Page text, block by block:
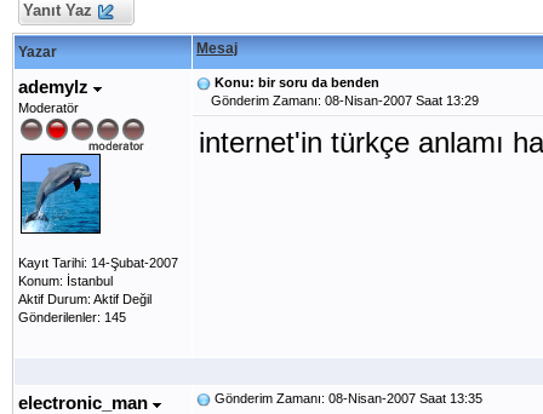
Yanıt Yaz
Yazar Mesaj
ademylz
Moderatör
Kayıt Tarihi: 14-Şubat-2007
Konum: İstanbul
Aktif Durum: Aktif Değil
Gönderilenler: 145
Konu: bir soru da benden
Gönderim Zamanı: 08-Nisan-2007 Saat 13:29
internet'in türkçe anlamı
electronic_man Gönderim Zamanı: 08-Nisan-2007 Saat 13:35